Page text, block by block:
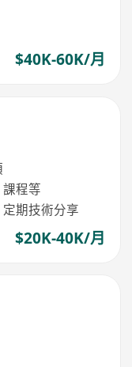
$40K-60K/月
程等
期技術分享
$20K-40K/月